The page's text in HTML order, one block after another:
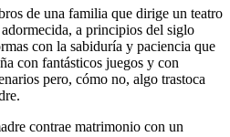
de una familia que dirige un teatro
a principios del siglo
con la sabiduría y paciencia que
con fantásticos juegos y con
pero, cómo no, algo trastoca
contrae matrimonio con un